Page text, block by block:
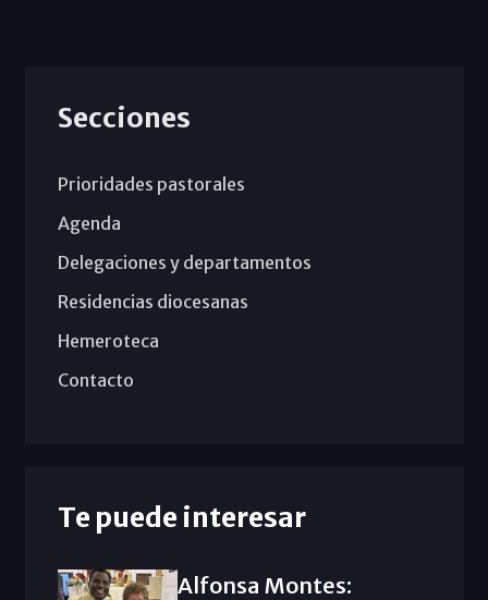
Secciones
Prioridades pastorales
Agenda
Delegaciones y departamentos
Residencias diocesanas
Hemeroteca
Contacto
Te puede interesar
Alfonsa Montes: